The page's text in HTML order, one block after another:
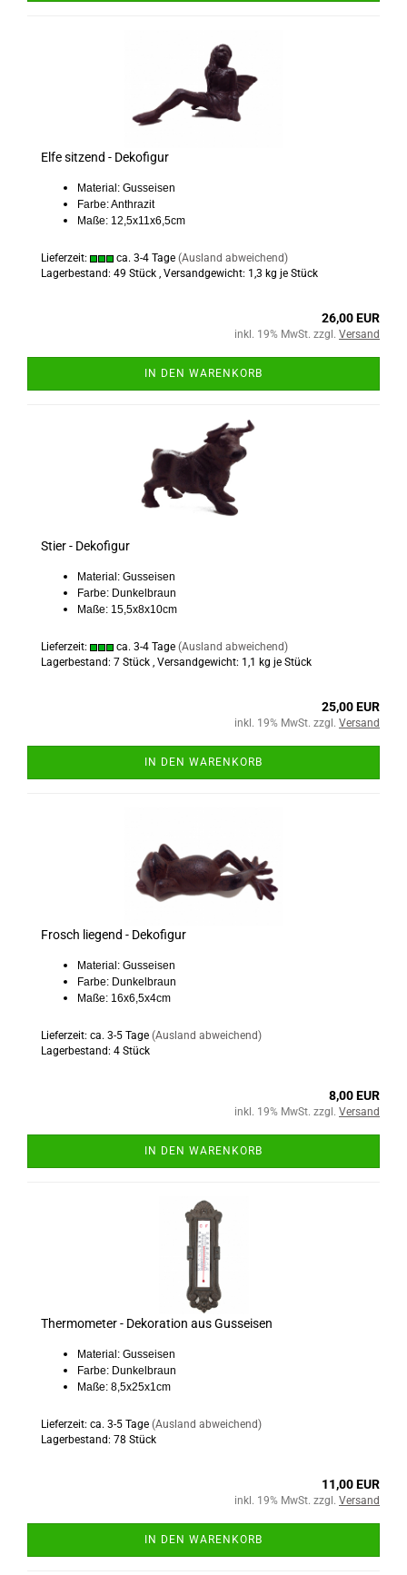
Elfe sitzend - Dekofigur
Material: Gusseisen
Farbe: Anthrazit
Maße: 12,5x11x6,5cm
Lieferzeit: ca. 3-4 Tage (Ausland abweichend)
Lagerbestand: 49 Stück , Versandgewicht: 1,3 kg je Stück
26,00 EUR
inkl. 19% MwSt. zzgl. Versand
IN DEN WARENKORB
Stier - Dekofigur
Material: Gusseisen
Farbe: Dunkelbraun
Maße: 15,5x8x10cm
Lieferzeit: ca. 3-4 Tage (Ausland abweichend)
Lagerbestand: 7 Stück , Versandgewicht: 1,1 kg je Stück
25,00 EUR
inkl. 19% MwSt. zzgl. Versand
IN DEN WARENKORB
Frosch liegend - Dekofigur
Material: Gusseisen
Farbe: Dunkelbraun
Maße: 16x6,5x4cm
Lieferzeit: ca. 3-5 Tage (Ausland abweichend)
Lagerbestand: 4 Stück
8,00 EUR
inkl. 19% MwSt. zzgl. Versand
IN DEN WARENKORB
Thermometer - Dekoration aus Gusseisen
Material: Gusseisen
Farbe: Dunkelbraun
Maße: 8,5x25x1cm
Lieferzeit: ca. 3-5 Tage (Ausland abweichend)
Lagerbestand: 78 Stück
11,00 EUR
inkl. 19% MwSt. zzgl. Versand
IN DEN WARENKORB